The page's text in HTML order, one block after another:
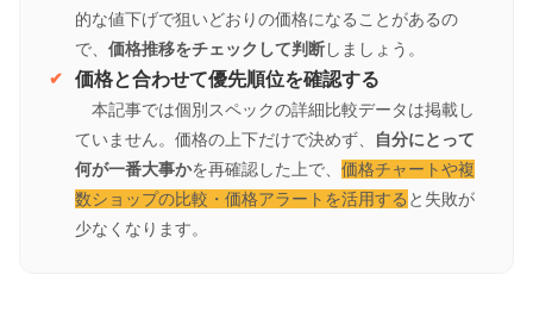
的な値下げで狙いどおりの価格になることがあるの
で、価格推移をチェックして判断しましょう。
価格と合わせて優先順位を確認する
本記事では個別スペックの詳細比較データは掲載し
ていません。価格の上下だけで決めず、
自分にとって
何が一番大事かを再確認した上で、価格チャートや複
数ショップの比較・価格アラートを活用する と失敗が
少なくなります。